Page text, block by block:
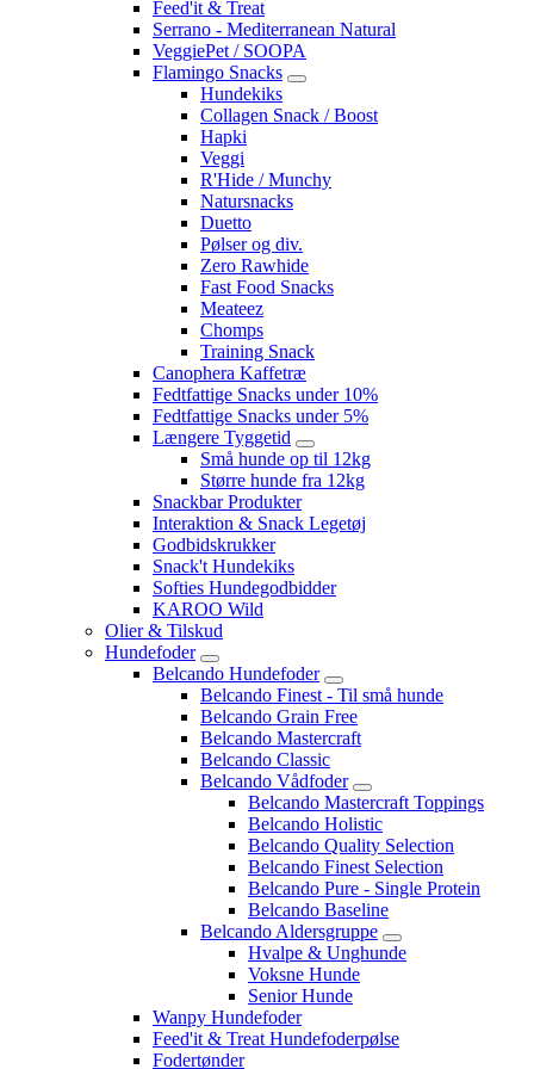
Feed'it & Treat
Serrano - Mediterranean Natural
VeggiePet / SOOPA
Flamingo Snacks
Hundekiks
Collagen Snack / Boost
Hapki
Veggi
R'Hide / Munchy
Natursnacks
Duetto
Pølser og div.
Zero Rawhide
Fast Food Snacks
Meateez
Chomps
Training Snack
Canophera Kaffetræ
Fedtfattige Snacks under 10%
Fedtfattige Snacks under 5%
Længere Tyggetid
Små hunde op til 12kg
Større hunde fra 12kg
Snackbar Produkter
Interaktion & Snack Legetøj
Godbidskrukker
Snack't Hundekiks
Softies Hundegodbidder
KAROO Wild
Olier & Tilskud
Hundefoder
Belcando Hundefoder
Belcando Finest - Til små hunde
Belcando Grain Free
Belcando Mastercraft
Belcando Classic
Belcando Vådfoder
Belcando Mastercraft Toppings
Belcando Holistic
Belcando Quality Selection
Belcando Finest Selection
Belcando Pure - Single Protein
Belcando Baseline
Belcando Aldersgruppe
Hvalpe & Unghunde
Voksne Hunde
Senior Hunde
Wanpy Hundefoder
Feed'it & Treat Hundefoderpølse
Fodertønder